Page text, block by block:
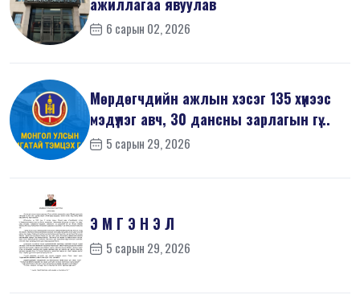
6 сарын 02, 2026
Мөрдөгчдийн ажлын хэсэг 135 хүнээс
мэдүүлэг авч, 30 дансны зарлагын гү...
5 сарын 29, 2026
Э М Г Э Н Э Л
5 сарын 29, 2026